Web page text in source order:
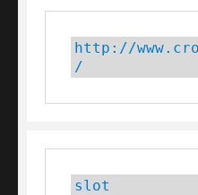
http://
/
slot